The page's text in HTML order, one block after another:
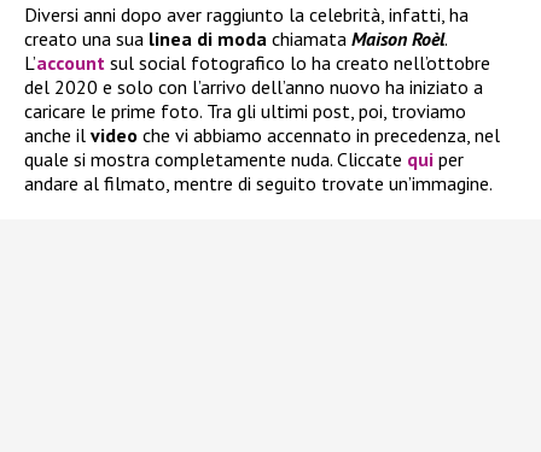
Diversi anni dopo aver raggiunto la celebrità, infatti, ha
creato una sua linea di moda chiamata Maison Roèl.
L’account sul social fotografico lo ha creato nell’ottobre
del 2020 e solo con l’arrivo dell’anno nuovo ha iniziato a
caricare le prime foto. Tra gli ultimi post, poi, troviamo
anche il video che vi abbiamo accennato in precedenza, nel
quale si mostra completamente nuda. Cliccate qui per
andare al filmato, mentre di seguito trovate un’immagine.